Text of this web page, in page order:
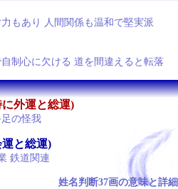
もあり 人間関係も温和で堅実派
制心に欠ける 道を間違えると転落
外運と総運)
の怪我
と総運)
鉄道関連
姓名判断37画の意味と詳細